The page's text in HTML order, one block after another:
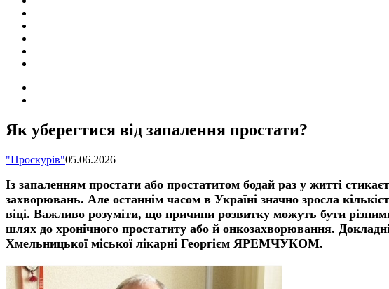
Як уберегтися від запалення простати?
"Проскурів"05.06.2026
Із запаленням простати або простатитом бодай раз у житті
захворювань. Але останнім часом в Україні значно зросла
віці. Важливо розуміти, що причини розвитку можуть бути
шлях до хронічного простатиту або й онкозахворювання.
Хмельницької міської лікарні Георгієм ЯРЕМЧУКОМ.